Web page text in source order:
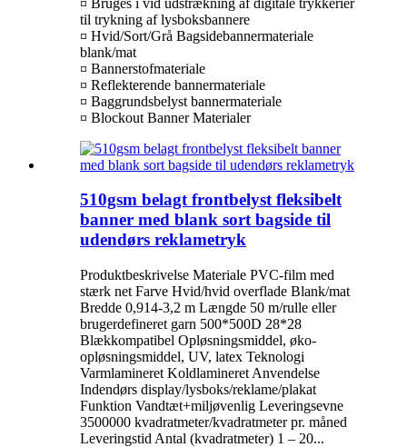
til trykning af lysboksbannere
¤ Hvid/Sort/Grå Bagsidebannermateriale
blank/mat
¤ Bannerstofmateriale
¤ Reflekterende bannermateriale
¤ Baggrundsbelyst bannermateriale
¤ Blockout Banner Materialer
510gsm belagt frontbelyst fleksibelt
banner med blank sort bagside til
udendørs reklametryk
Produktbeskrivelse Materiale PVC-film med
stærk net Farve Hvid/hvid overflade Blank/mat
Bredde 0,914-3,2 m Længde 50 m/rulle eller
brugerdefineret garn 500*500D 28*28
Blækkompatibel Opløsningsmiddel, øko-
opløsningsmiddel, UV, latex Teknologi
Varmlamineret Koldlamineret Anvendelse
Indendørs display/lysboks/reklame/plakat
Funktion Vandtæt+miljøvenlig Leveringsevne
3500000 kvadratmeter/kvadratmeter pr. måned
Leveringstid Antal (kvadratmeter) 1 – 20...